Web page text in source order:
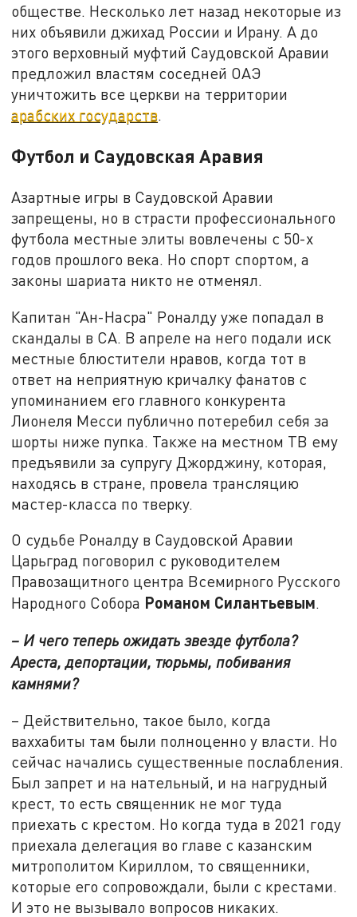
обществе. Несколько лет назад некоторые из
них объявили джихад России и Ирану. А до
этого верховный муфтий Саудовской Аравии
предложил властям соседней ОАЭ
уничтожить все церкви на территории
арабских государств.
Футбол и Саудовская Аравия
Азартные игры в Саудовской Аравии
запрещены, но в страсти профессионального
футбола местные элиты вовлечены с 50-х
годов прошлого века. Но спорт спортом, а
законы шариата никто не отменял.
Капитан "Ан-Насра" Роналду уже попадал в
скандалы в СА. В апреле на него подали иск
местные блюстители нравов, когда тот в
ответ на неприятную кричалку фанатов с
упоминанием его главного конкурента
Лионеля Месси публично потеребил себя за
шорты ниже пупка. Также на местном ТВ ему
предъявили за супругу Джорджину, которая,
находясь в стране, провела трансляцию
мастер-класса по тверку.
О судьбе Роналду в Саудовской Аравии
Царьград поговорил с руководителем
Правозащитного центра Всемирного Русского
Народного Собора Романом Силантьевым.
– И чего теперь ожидать звезде футбола?
Ареста, депортации, тюрьмы, побивания
камнями?
– Действительно, такое было, когда
ваххабиты там были полноценно у власти. Но
сейчас начались существенные послабления.
Был запрет и на нательный, и на нагрудный
крест, то есть священник не мог туда
приехать с крестом. Но когда туда в 2021 году
приехала делегация во главе с казанским
митрополитом Кириллом, то священники,
которые его сопровождали, были с крестами.
И это не вызывало вопросов никаких.